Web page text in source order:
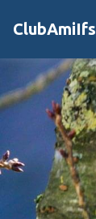
ClubAmiIfs